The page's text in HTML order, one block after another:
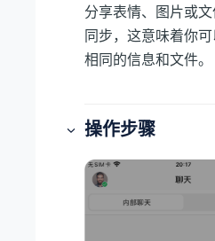
分享表情、图片或
同步，这意味着你
相同的信息和文件。
操作步骤